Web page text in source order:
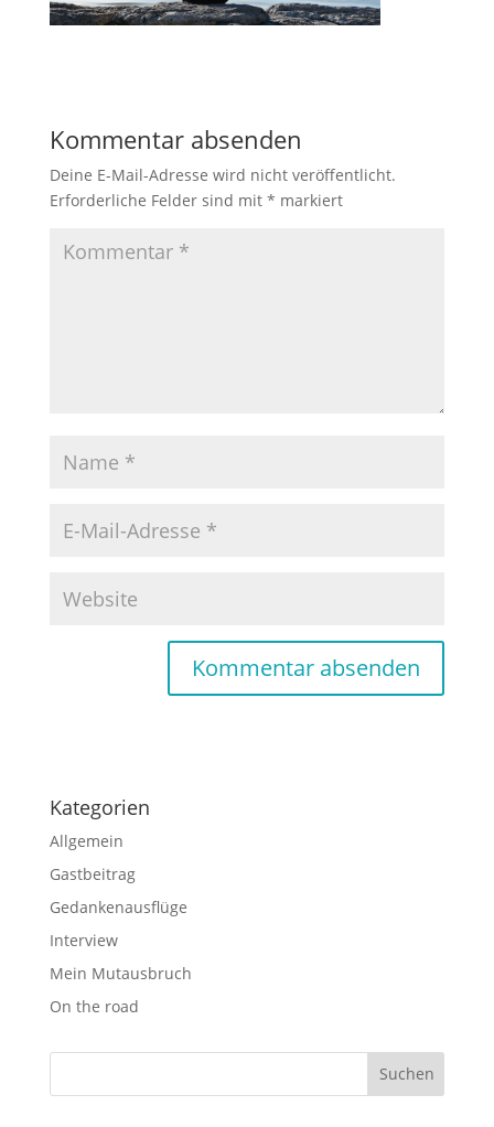
Kommentar absenden
Deine E-Mail-Adresse wird nicht veröffentlicht.
Erforderliche Felder sind mit * markiert
Kategorien
Allgemein
Gastbeitrag
Gedankenausflüge
Interview
Mein Mutausbruch
On the road